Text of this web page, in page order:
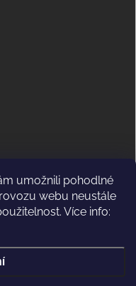
umožnili pohodlné
webu neustále
Více info:
SMLOUVY